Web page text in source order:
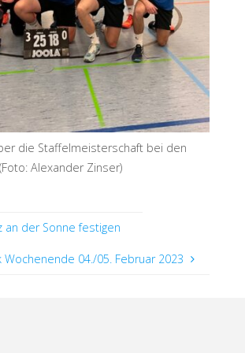
die Staffelmeisterschaft bei den
Alexander Zinser)
an der Sonne festigen
Wochenende 04./05. Februar 2023